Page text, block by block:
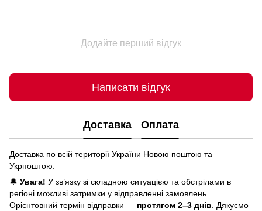
Додайте перший відгук
Написати відгук
Доставка Оплата
Доставка по всій території України Новою поштою та
Укрпоштою.
🔔 Увага! У зв’язку зі складною ситуацією та обстрілами в
регіоні можливі затримки у відправленні замовлень.
Орієнтовний термін відправки — протягом 2–3 днів. Дякуємо